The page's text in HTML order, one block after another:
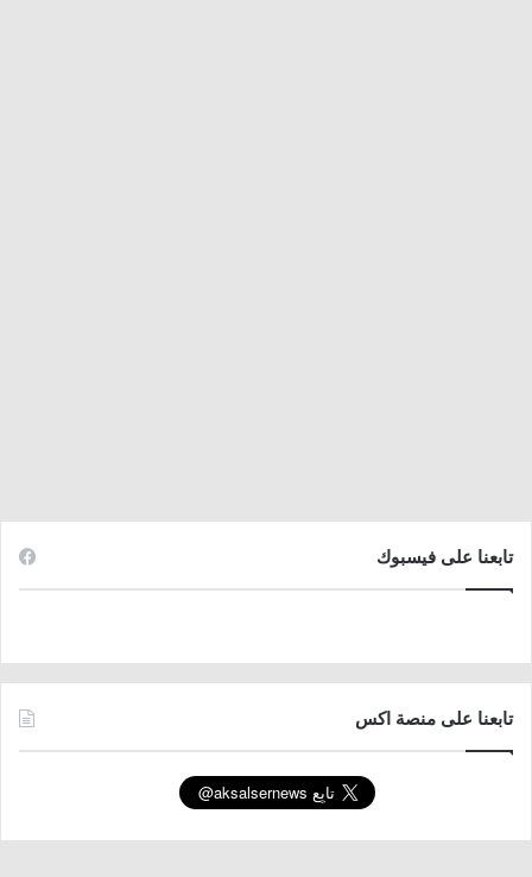
تابعنا على فيسبوك
تابعنا على منصة اكس